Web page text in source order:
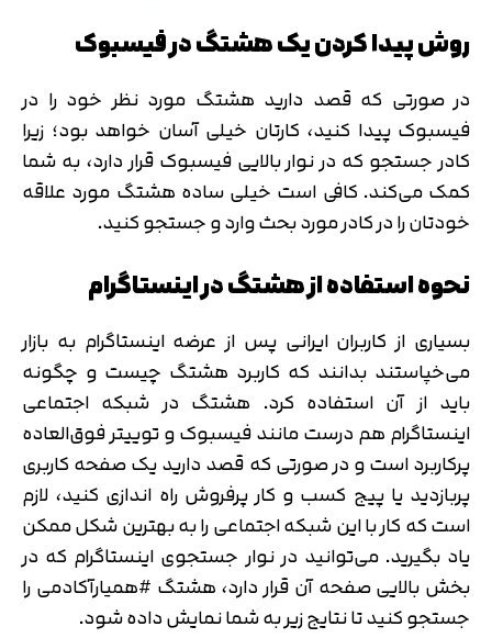
روش پیدا کردن یک هشتگ در فیسبوک
در صورتی که قصد دارید هشتگ مورد نظر خود را در
فیسبوک پیدا کنید، کارتان خیلی آسان خواهد بود؛ زیرا
کادر جستجو که در نوار بالایی فیسبوک قرار دارد، به شما
کمک می‌کند. کافی است خیلی ساده هشتگ مورد علاقه
خودتان را در کادر مورد بحث وارد و جستجو کنید.
نحوه استفاده از هشتگ در اینستاگرام
بسیاری از کاربران ایرانی پس از عرضه اینستاگرام به بازار
می‌خپاستند بدانند که کاربرد هشتگ چیست و چگونه
باید از آن استفاده کرد. هشتگ در شبکه اجتماعی
اینستاگرام هم درست مانند فیسبوک و توییتر فوق‌العاده
پرکاربرد است و در صورتی که قصد دارید یک صفحه کاربری
پربازدید یا پیج کسب و کار پرفروش راه اندازی کنید، لازم
است که کار با این شبکه اجتماعی را به بهترین شکل ممکن
یاد بگیرید. می‌توانید در نوار جستجوی اینستاگرام که در
بخش بالایی صفحه آن قرار دارد، هشتگ #همیارآکادمی را
جستجو کنید تا نتایج زیر به شما نمایش داده شود.